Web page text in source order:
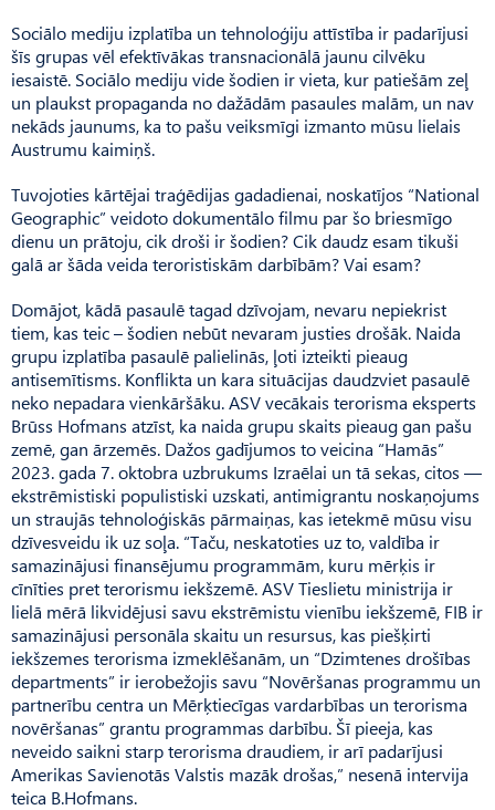
Sociālo mediju izplatība un tehnoloģiju attīstība ir padarījusi
šīs grupas vēl efektīvākas transnacionālā jaunu cilvēku
iesaistē. Sociālo mediju vide šodien ir vieta, kur patiešām zeļ
un plaukst propaganda no dažādām pasaules malām, un nav
nekāds jaunums, ka to pašu veiksmīgi izmanto mūsu lielais
Austrumu kaimiņš.
Tuvojoties kārtējai traģēdijas gadadienai, noskatījos “National
Geographic” veidoto dokumentālo filmu par šo briesmīgo
dienu un prātoju, cik droši ir šodien? Cik daudz esam tikuši
galā ar šāda veida teroristiskām darbībām? Vai esam?
Domājot, kādā pasaulē tagad dzīvojam, nevaru nepiekrist
tiem, kas teic – šodien nebūt nevaram justies drošāk. Naida
grupu izplatība pasaulē palielinās, ļoti izteikti pieaug
antisemītisms. Konflikta un kara situācijas daudzviet pasaulē
neko nepadara vienkāršāku. ASV vecākais terorisma eksperts
Brūss Hofmans atzīst, ka naida grupu skaits pieaug gan pašu
zemē, gan ārzemēs. Dažos gadījumos to veicina “Hamās”
2023. gada 7. oktobra uzbrukums Izraēlai un tā sekas, citos —
ekstrēmistiski populistiski uzskati, antimigrantu noskaņojums
un straujās tehnoloģiskās pārmaiņas, kas ietekmē mūsu visu
dzīvesveidu ik uz soļa. “Taču, neskatoties uz to, valdība ir
samazinājusi finansējumu programmām, kuru mērķis ir
cīnīties pret terorismu iekšzemē. ASV Tieslietu ministrija ir
lielā mērā likvidējusi savu ekstrēmistu vienību iekšzemē, FIB ir
samazinājusi personāla skaitu un resursus, kas piešķirti
iekšzemes terorisma izmeklēšanām, un “Dzimtenes drošības
departments” ir ierobežojis savu “Novēršanas programmu un
partnerību centra un Mērķtiecīgas vardarbības un terorisma
novēršanas” grantu programmas darbību. Šī pieeja, kas
neveido saikni starp terorisma draudiem, ir arī padarījusi
Amerikas Savienotās Valstis mazāk drošas,” nesenā intervija
teica B.Hofmans.